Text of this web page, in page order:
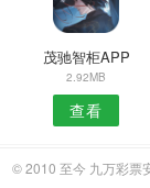
茂驰智柜APP
2.92MB
查看
© 2010 至今 九万彩票